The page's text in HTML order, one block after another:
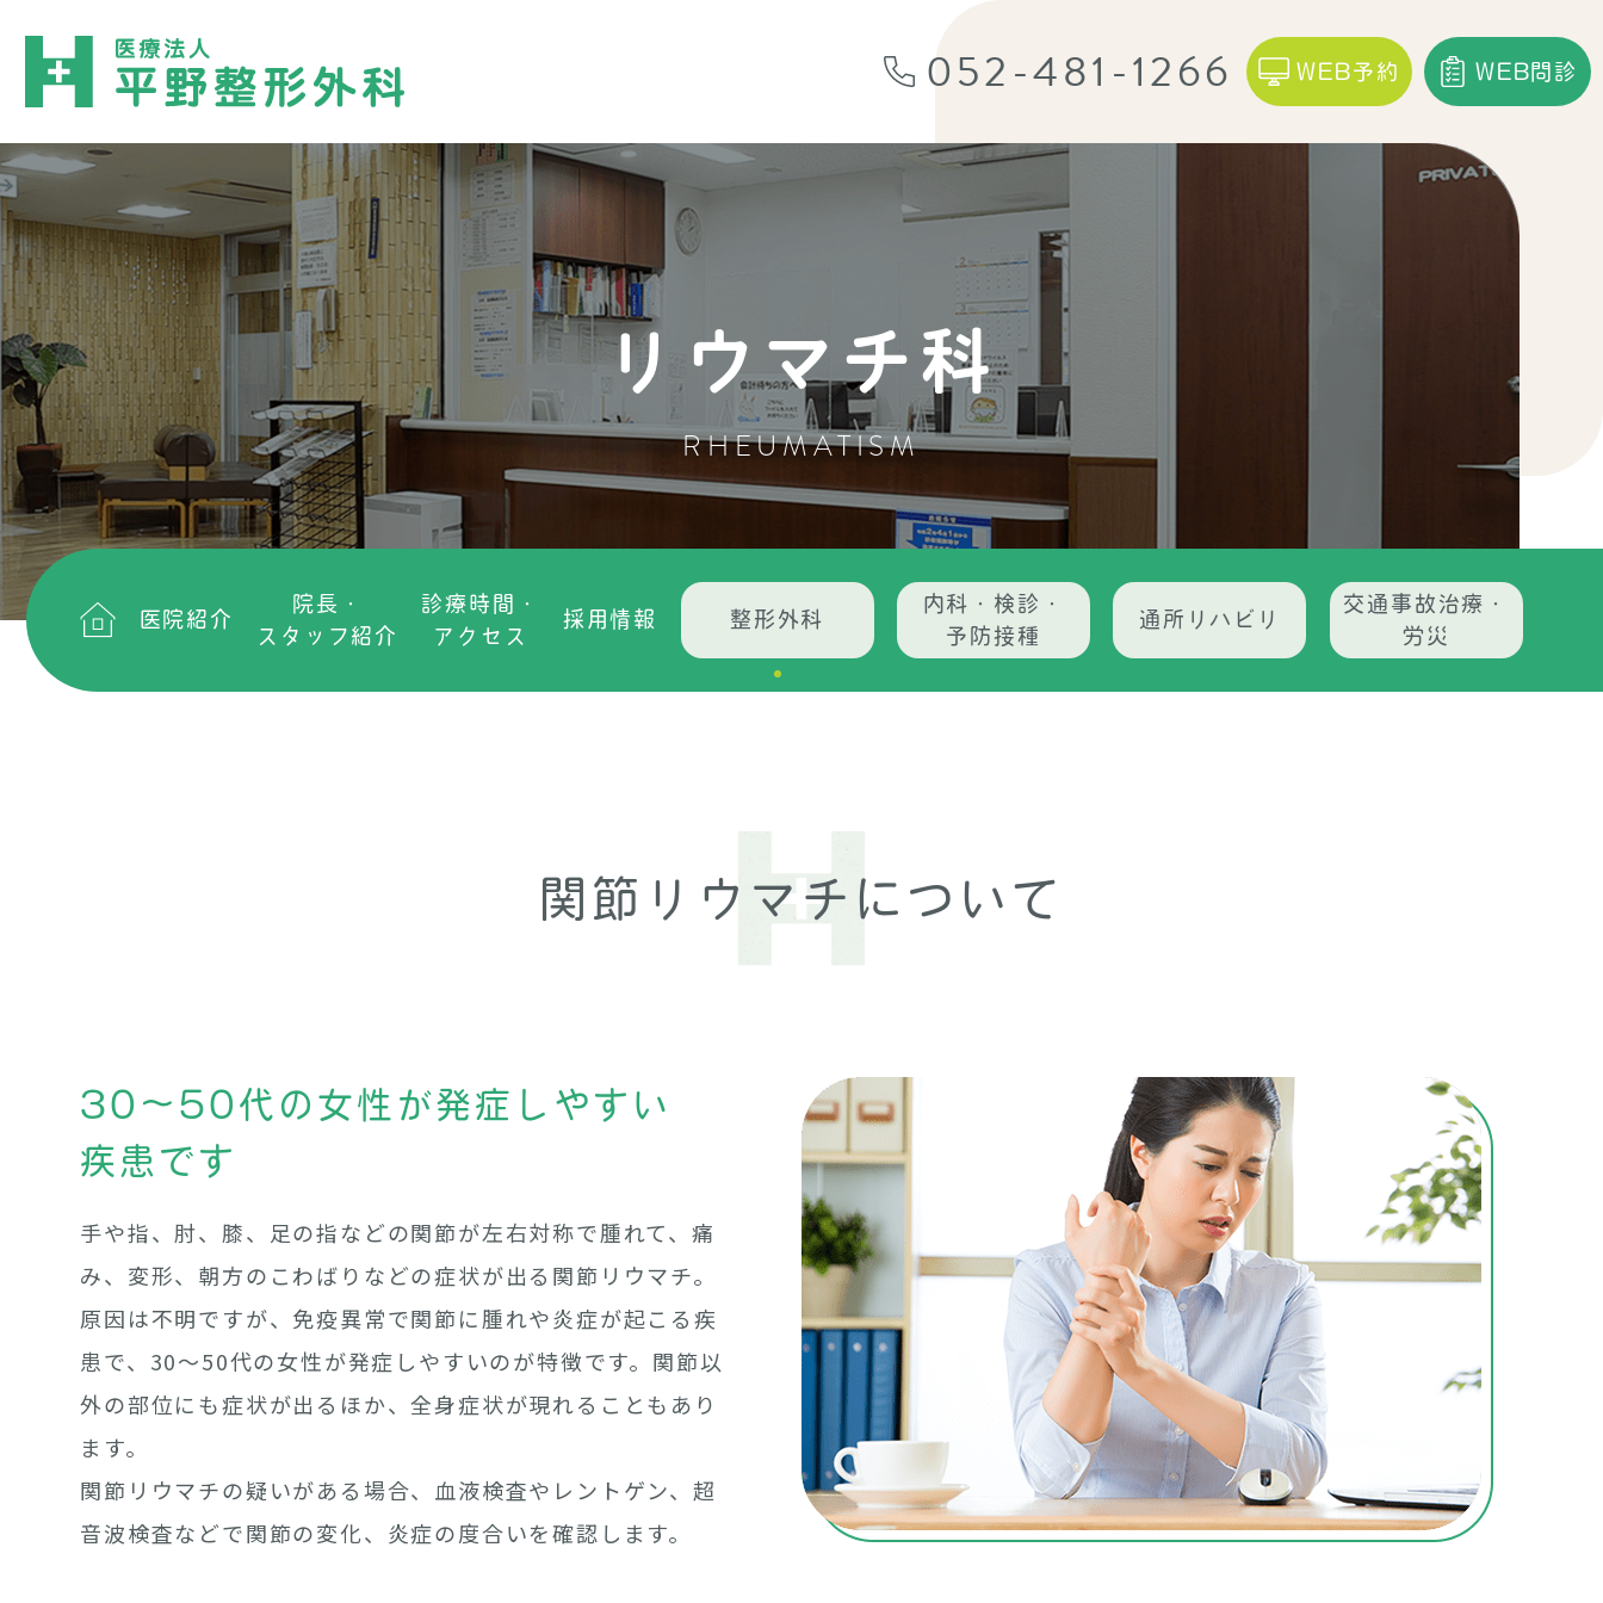
052-481-1266 WEB予約 WEB問診
リウマチ科
RHEUMATISM
医院紹介
院長・
スタッフ紹介
診療時間・
アクセス
採用情報 整形外科
内科・検診・
予防接種
通所リハビリ
交通事故治療・
労災
関節リウマチについて
30～50代の女性が発症しやすい
疾患です
手や指、肘、膝、足の指などの関節が左右対称で腫れて、痛
み、変形、朝方のこわばりなどの症状が出る関節リウマチ。
原因は不明ですが、免疫異常で関節に腫れや炎症が起こる疾
患で、30～50代の女性が発症しやすいのが特徴です。関節以
外の部位にも症状が出るほか、全身症状が現れることもあり
ます。
関節リウマチの疑いがある場合、血液検査やレントゲン、超
音波検査などで関節の変化、炎症の度合いを確認します。